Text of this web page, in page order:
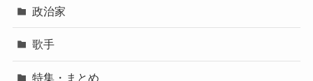
政治家
歌手
特集・まとめ